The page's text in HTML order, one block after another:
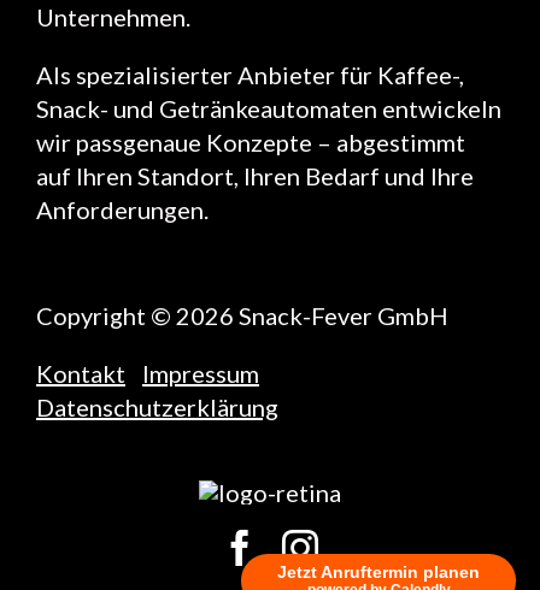
Jetzt Anruftermin planen
Unternehmen.
Als spezialisierter Anbieter für Kaffee-,
Snack- und Getränkeautomaten entwickeln
wir passgenaue Konzepte – abgestimmt
auf Ihren Standort, Ihren Bedarf und Ihre
Anforderungen.
Copyright © 2026 Snack-Fever GmbH
Kontakt
Impressum
Datenschutzerklärung